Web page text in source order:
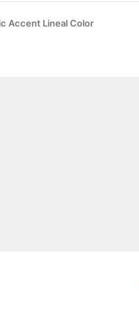
Accent Lineal Color